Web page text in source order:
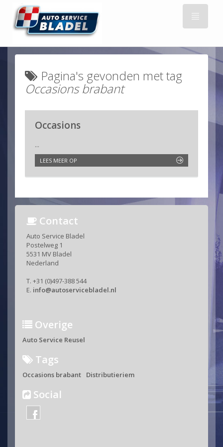
Pagina's gevonden met tag
Occasions brabant
Occasions
...
LEES MEER OP
Contact
Auto Service Bladel
Postelweg 1
5531 MV Bladel
Nederland
T. +31 (0)497-388 544
E. info@autoservicebladel.nl
Overige
Auto Service Reusel
Tags
Occasions brabant Distributieriem
Social